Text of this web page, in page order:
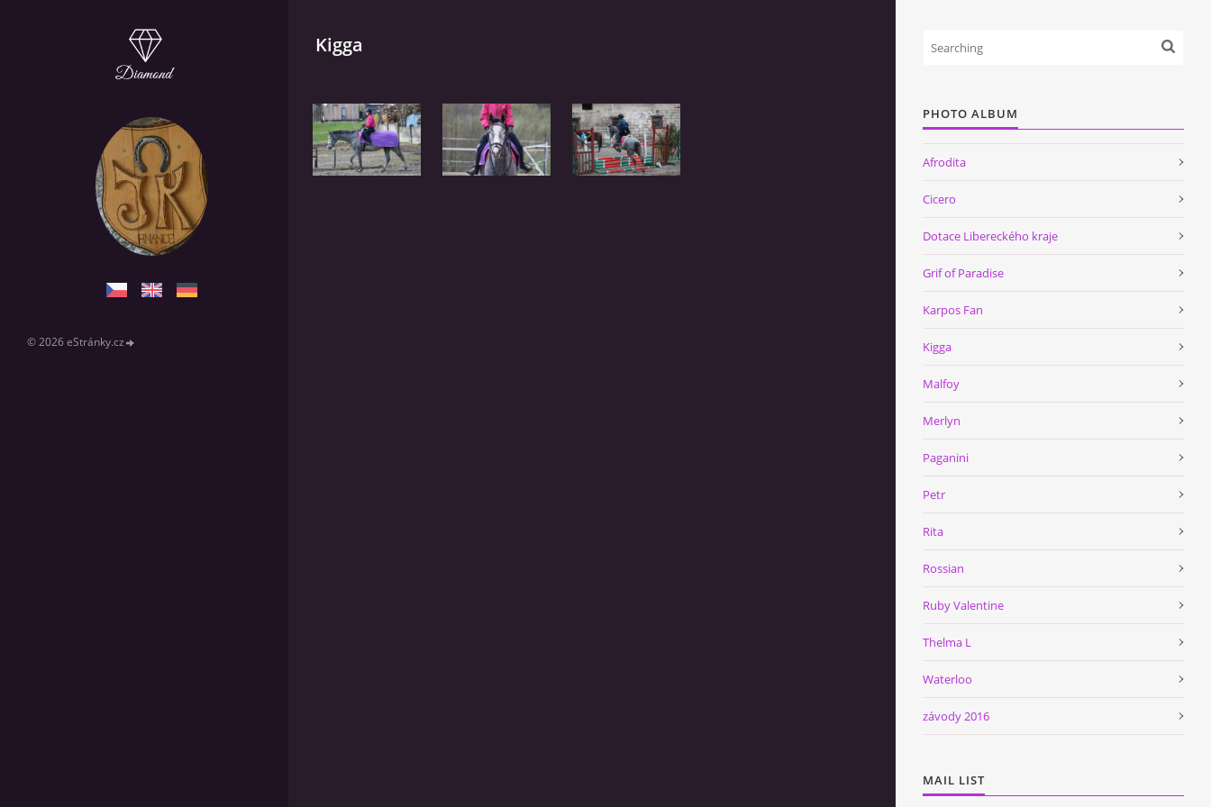
© 2026 eStránky.cz
Kigga
PHOTO ALBUM
Afrodita
Cicero
Dotace Libereckého kraje
Grif of Paradise
Karpos Fan
Kigga
Malfoy
Merlyn
Paganini
Petr
Rita
Rossian
Ruby Valentine
Thelma L
Waterloo
závody 2016
MAIL LIST